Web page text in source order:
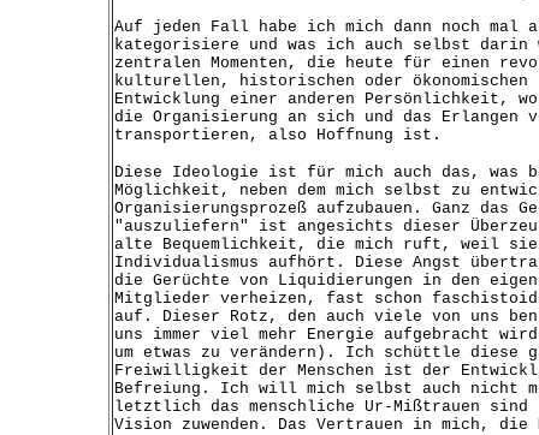
Auf jeden Fall habe ich mich dann noch
kategorisiere und was ich auch selbst
zentralen Momenten, die heute für einen
kulturellen, historischen oder
Entwicklung einer anderen Persönlichkeit,
die Organisierung an sich und das
transportieren, also Hoffnung ist.
Diese Ideologie ist für mich auch das,
Möglichkeit, neben dem mich selbst zu
Organisierungsprozeß aufzubauen. Ganz das
"auszuliefern" ist angesichts dieser
alte Bequemlichkeit, die mich ruft, weil sie
Individualismus aufhört. Diese Angst
die Gerüchte von Liquidierungen in den
Mitglieder verheizen, fast schon
auf. Dieser Rotz, den auch viele von uns
uns immer viel mehr Energie aufgebracht
um etwas zu verändern). Ich schüttle diese
Freiwilligkeit der Menschen ist der
Befreiung. Ich will mich selbst auch nicht
letztlich das menschliche Ur-Mißtrauen sind
Vision zuwenden. Das Vertrauen in mich,